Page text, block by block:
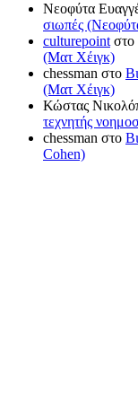
Νεοφύτα
σιωπές
culturepointστο
(Ματ Χέιγκ)
chessman στο
(Ματ Χέιγκ)
Κώστας
τεχνητής
chessman στο
Cohen)